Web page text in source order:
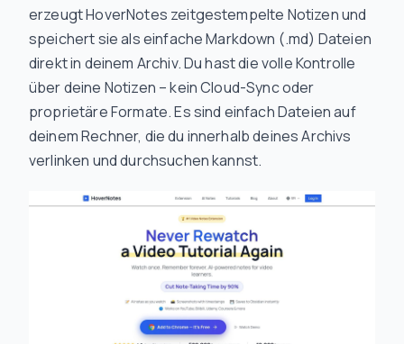
erzeugt HoverNotes zeitgestempelte Notizen und
speichert sie als einfache Markdown (.md) Dateien
direkt in deinem Archiv. Du hast die volle Kontrolle
über deine Notizen – kein Cloud-Sync oder
proprietäre Formate. Es sind einfach Dateien auf
deinem Rechner, die du innerhalb deines Archivs
verlinken und durchsuchen kannst.